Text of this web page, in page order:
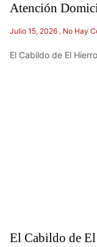
Atención
Julio 15, 2026 No Hay
El Cabildo de El
El Cabildo de El